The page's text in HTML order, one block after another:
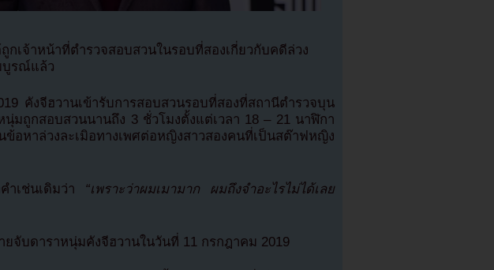
กเจ้าหน้าที่ตำรวจสอบสวนในรอบที่สองเกี่ยวกับคดีล่วง
บูรณ์แล้ว
คังจีฮวานเข้ารับการสอบสวนรอบที่สองที่สถานีตำรวจบุน
นุ่มถูกสอบสวนนานถึง 3 ชั่วโมงตั้งแต่เวลา 18 – 21 นาฬิกา
อหาล่วงละเมิอทางเพศต่อหญิงสาวสองคนที่เป็นสต๊าฟหญิง
ำเช่นเดิมว่า “เพราะว่าผมเมามาก ผมถึงจำอะไรไม่ได้เลย
ยจับดาราหนุ่มคังจีฮวานในวันที่ 11 กรกฎาคม 2019